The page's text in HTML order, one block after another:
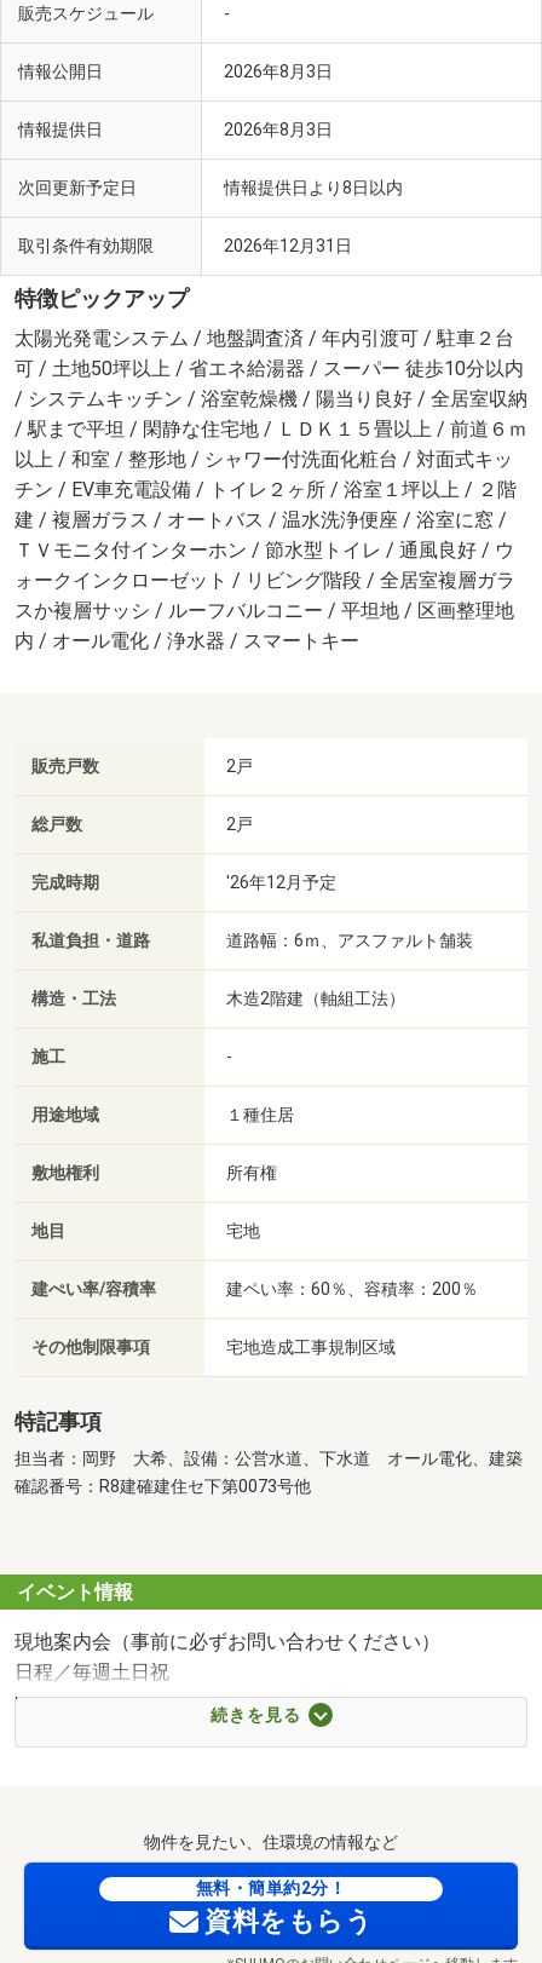
販売スケジュール -
情報公開日 2026年8月3日
情報提供日 2026年8月3日
次回更新予定日 情報提供日より8日以内
取引条件有効期限 2026年12月31日
特徴ピックアップ
太陽光発電システム / 地盤調査済 / 年内引渡可 / 駐車２台
可 / 土地50坪以上 / 省エネ給湯器 / スーパー 徒歩10分以内
/ システムキッチン / 浴室乾燥機 / 陽当り良好 / 全居室収納
/ 駅まで平坦 / 閑静な住宅地 / ＬＤＫ１５畳以上 / 前道６ｍ
以上 / 和室 / 整形地 / シャワー付洗面化粧台 / 対面式キッ
チン / EV車充電設備 / トイレ２ヶ所 / 浴室１坪以上 / ２階
建 / 複層ガラス / オートバス / 温水洗浄便座 / 浴室に窓 /
ＴＶモニタ付インターホン / 節水型トイレ / 通風良好 / ウ
ォークインクローゼット / リビング階段 / 全居室複層ガラ
スか複層サッシ / ルーフバルコニー / 平坦地 / 区画整理地
内 / オール電化 / 浄水器 / スマートキー
販売戸数 2戸
総戸数 2戸
完成時期 '26年12月予定
私道負担・道路 道路幅：6ｍ、アスファルト舗装
構造・工法 木造2階建（軸組工法）
施工 -
用途地域 １種住居
敷地権利 所有権
地目 宅地
建ぺい率/容積率 建ペい率：60％、容積率：200％
その他制限事項 宅地造成工事規制区域
特記事項
担当者：岡野 大希、設備：公営水道、下水道 オール電化、建築
確認番号：R8建確建住セ下第0073号他
イベント情報
現地案内会（事前に必ずお問い合わせください）
日程／毎週土日祝
時間／10:00～17:00
平日・時間外も対応しております。お気軽にお問い合わせ
【他店より必ず差をつけます！】
住宅ローン内定率９０％越え！！
続きを見る
物件を見たい、住環境の情報など
無料・簡単約2分！
資料をもらう